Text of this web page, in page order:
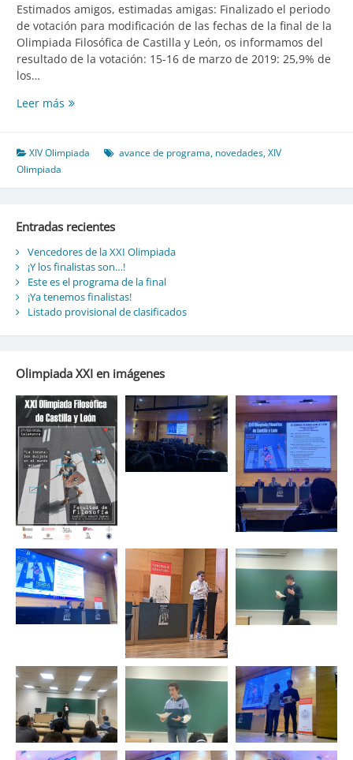
Estimados amigos, estimadas amigas: Finalizado el periodo
de votación para modificación de las fechas de la final de la
Olimpiada Filosófica de Castilla y León, os informamos del
resultado de la votación: 15-16 de marzo de 2019: 25,9% de
los…
Leer más Novedades
XIV
Filosófica
fechas
de
la
final
XIV Olimpiada avance de programa, novedades,XIV
Olimpiada
Entradas recientes
Vencedores de la XXI Olimpiada
¡Y los finalistas son…!
Este es el programa de la final
¡Ya tenemos finalistas!
Listado provisional de clasificados
Olimpiada XXI en imágenes